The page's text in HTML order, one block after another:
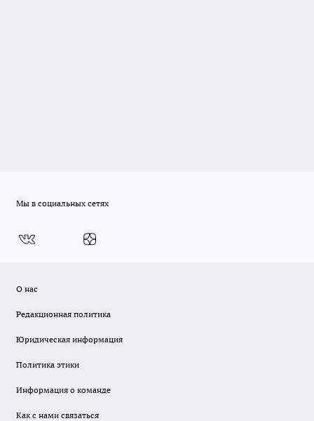
Мы в социальных сетях
О нас
Редакционная политика
Юридическая информация
Политика этики
Информация о команде
Как с нами связаться